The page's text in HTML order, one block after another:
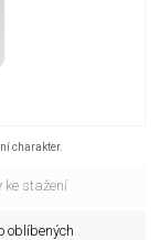
charakter.
ke stažení
oblíbených